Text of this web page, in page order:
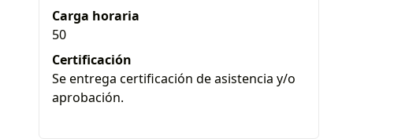
Carga horaria
50
Certificación
Se entrega certificación de asistencia y/o
aprobación.